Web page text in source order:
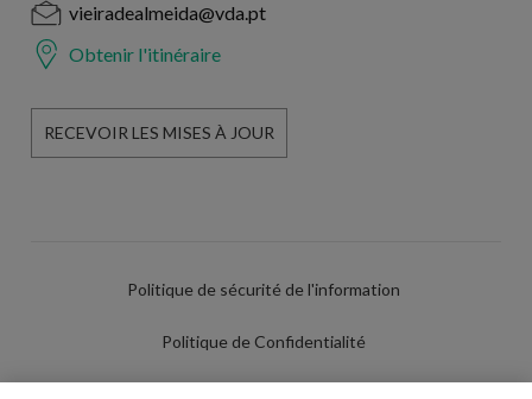
vieiradealmeida@vda.pt
Obtenir l'itinéraire
RECEVOIR LES MISES À JOUR
Politique de sécurité de l'information
Politique de Confidentialité